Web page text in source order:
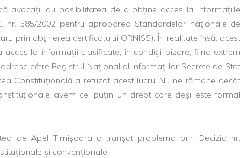
avocații au posibilitatea de a obține acces la informațiile
nr. 585/2002 pentru aprobarea Standardelor naționale de
prin obținerea certificatului ORNISS). În realitate însă, acest
la informații clasificate, în condiții bizare, fiind extrem
către Registrul Național al Informațiilor Secrete de Stat
Constituțională a refuzat acest lucru. Nu ne rămâne decât
avem cel puțin un drept care deși este formal
de Apel Timișoara a tranșat problema prin Decizia nr.
și convenționale.